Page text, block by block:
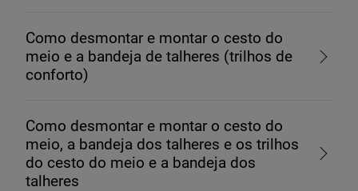
Como desmontar e montar o cesto do
meio e a bandeja de talheres (trilhos de
conforto)
Como desmontar e montar o cesto do
meio, a bandeja dos talheres e os trilhos
do cesto do meio e a bandeja dos
talheres